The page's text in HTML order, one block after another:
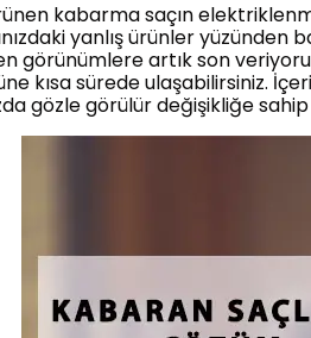
kabarma saçın
yanlış ürünler yüzünden
görünümlere artık son
kısa sürede ulaşabilirsiniz.
gözle görülür değişikliğe